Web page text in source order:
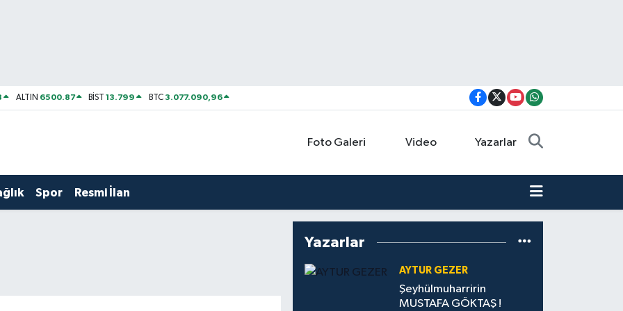
ALTIN 6500.87 BİST13.799 BTC3.077.090,96
Foto Galeri Video Yazarlar
Spor Resmi İlan
Yazarlar
AYTUR GEZER
Şeyhülmuharririn
MUSTAFA GÖKTAŞ !